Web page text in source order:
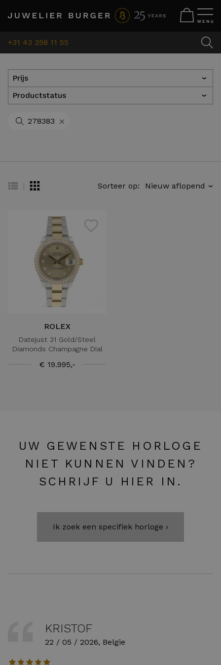
+31 43 358 11 55
Prijs ›
Productstatus ›
278383 +
| Sorteer op: ›
ROLEX
Datejust 31 Gold/Steel
Diamonds Champagne Dial
€ 19.995,-
UW GEWENSTE HORLOGE
NIET KUNNEN VINDEN?
SCHRIJF U HIER IN.
Ik zoek een specifiek horloge ›
KRISTOF
22 / 05 / 2026, Belgie